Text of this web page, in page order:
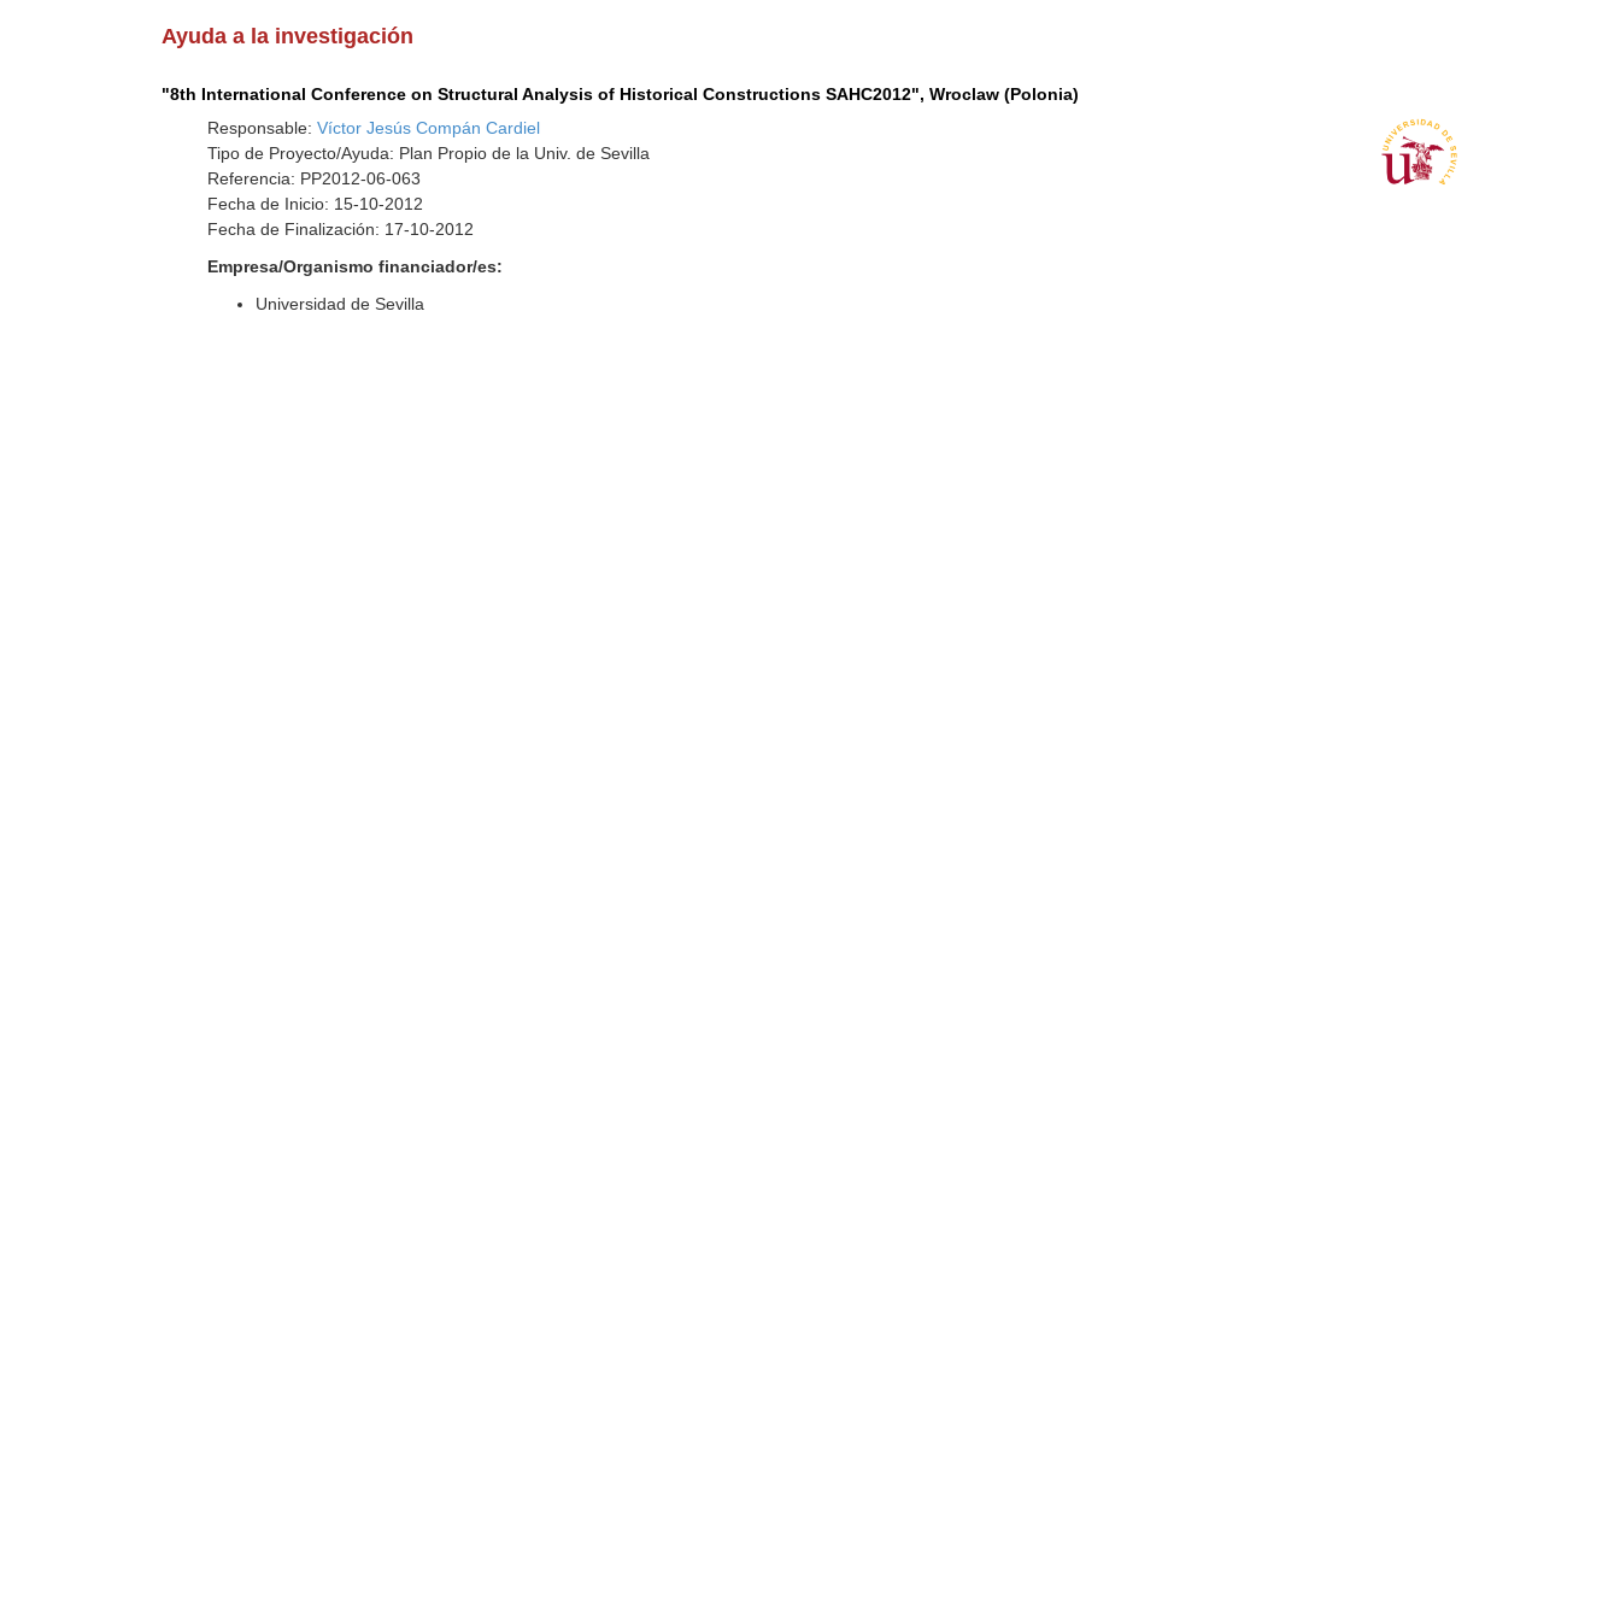
Ayuda a la investigación
"8th International Conference on Structural Analysis of Historical Constructions SAHC2012", Wroclaw (Polonia)
Responsable:Víctor Jesús Compán Cardiel
Tipo de Proyecto/Ayuda: Plan Propio de la Univ. de Sevilla
Referencia: PP2012-06-063
Fecha de Inicio: 15-10-2012
Fecha de Finalización: 17-10-2012
Empresa/Organismo financiador/es:
Universidad de Sevilla